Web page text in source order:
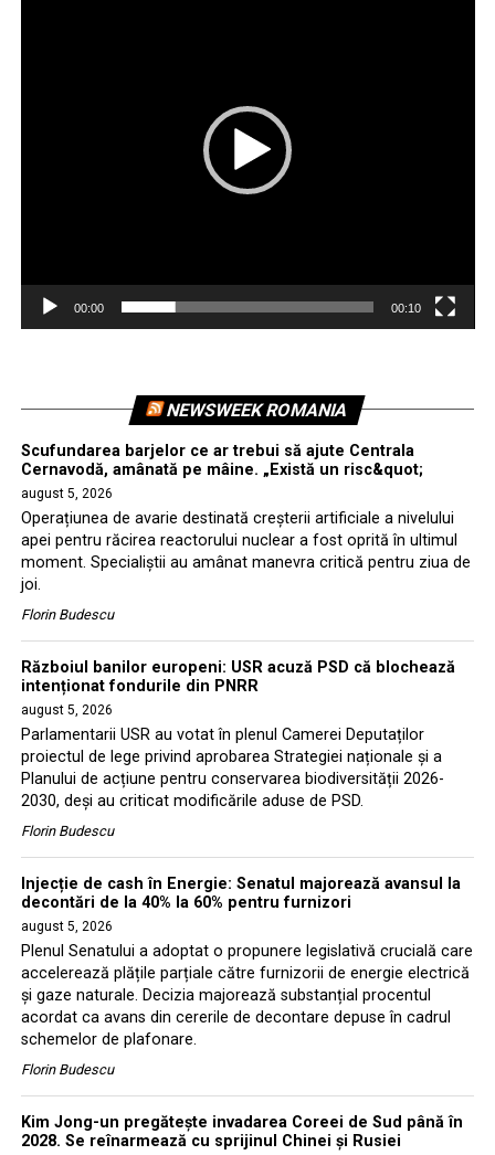
00:00 00:10
NEWSWEEK ROMANIA
Scufundarea barjelor ce ar trebui să ajute Centrala
Cernavodă, amânată pe mâine. „Există un risc&quot;
august 5, 2026
Operațiunea de avarie destinată creșterii artificiale a nivelului
apei pentru răcirea reactorului nuclear a fost oprită în ultimul
moment. Specialiștii au amânat manevra critică pentru ziua de
joi.
Florin Budescu
Războiul banilor europeni: USR acuză PSD că blochează
intenționat fondurile din PNRR
august 5, 2026
Parlamentarii USR au votat în plenul Camerei Deputaților
proiectul de lege privind aprobarea Strategiei naționale și a
Planului de acțiune pentru conservarea biodiversității 2026-
2030, deși au criticat modificările aduse de PSD.
Florin Budescu
Injecție de cash în Energie: Senatul majorează avansul la
decontări de la 40% la 60% pentru furnizori
august 5, 2026
Plenul Senatului a adoptat o propunere legislativă crucială care
accelerează plățile parțiale către furnizorii de energie electrică
și gaze naturale. Decizia majorează substanțial procentul
acordat ca avans din cererile de decontare depuse în cadrul
schemelor de plafonare.
Florin Budescu
Kim Jong-un pregătește invadarea Coreei de Sud până în
2028. Se reînarmează cu sprijinul Chinei și Rusiei